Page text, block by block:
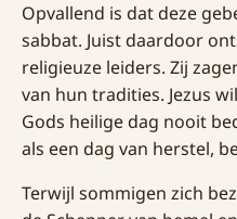
Opvallend is dat deze
sabbat. Juist daardoor
religieuze leiders. Zij
van hun tradities. Jezus
Gods heilige dag nooit
als een dag van herstel,
Terwijl sommigen zich